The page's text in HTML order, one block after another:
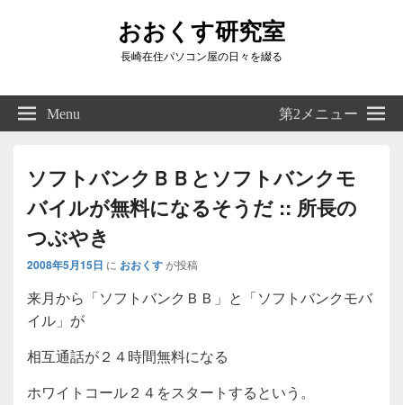
おおくす研究室
長崎在住パソコン屋の日々を綴る
Right
Sidebar
Widget
Menu 第2メニュー
ソフトバンクＢＢとソフトバンクモ
バイルが無料になるそうだ :: 所長の
つぶやき
2008年5月15日 に おおくすが投稿
来月から「ソフトバンクＢＢ」と「ソフトバンクモバ
イル」が
相互通話が２４時間無料になる
ホワイトコール２４をスタートするという。